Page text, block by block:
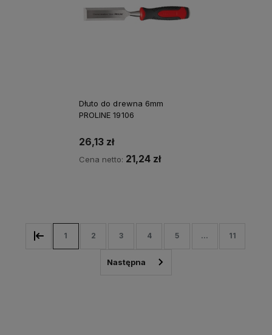
Dłuto do drewna 6mm
PROLINE 19106
26,13 zł
Cena netto: 21,24 zł
1 2 3 4 5 ... 11